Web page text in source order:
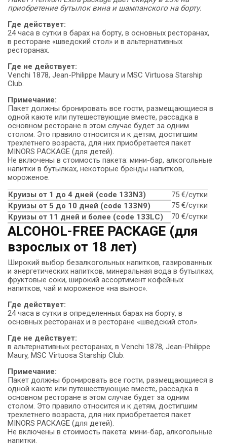
приобретение бутылок вина и шампанского на борту.
Где действует:
24 часа в сутки в барах на борту, в основных ресторанах,
в ресторане «шведский стол» и в альтернативных
ресторанах.
Где не действует:
Venchi 1878, Jean-Philippe Maury и MSC Virtuosa Starship
Club.
Примечание:
Пакет должны бронировать все гости, размещающиеся в
одной каюте или путешествующие вместе, рассадка в
основном ресторане в этом случае будет за одним
столом. Это правило относится и к детям, достигшим
трехлетнего возраста, для них приобретается пакет
MINORS PACKAGE (для детей).
Не включены в стоимость пакета: мини-бар, алкогольные
напитки в бутылках, некоторые бренды напитков,
мороженое.
Круизы от 1 до 4 дней (code 133N3)
75 €/сутки
Круизы от 5 до 10 дней (сode 133N9)
75 €/сутки
Круизы от 11 дней и более (code 133LC)
70 €/сутки
ALCOHOL-FREE PACKAGE (для
взрослых от 18 лет)
Широкий выбор безалкогольных напитков, газированных
и энергетических напитков, минеральная вода в бутылках,
фруктовые соки, широкий ассортимент кофейных
напитков, чай и мороженое «на вынос».
Где действует:
24 часа в сутки в определенных барах на борту, в
основных ресторанах и в ресторане «шведский стол».
Где не действует:
в альтернативных ресторанах, в Venchi 1878, Jean-Philippe
Maury, MSC Virtuosa Starship Club.
Примечание:
Пакет должны бронировать все гости, размещающиеся в
одной каюте или путешествующие вместе, рассадка в
основном ресторане в этом случае будет за одним
столом. Это правило относится и к детям, достигшим
трехлетнего возраста, для них приобретается пакет
MINORS PACKAGE (для детей).
Не включены в стоимость пакета: мини-бар, алкогольные
напитки.